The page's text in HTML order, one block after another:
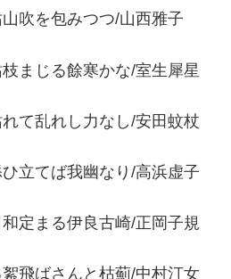
山吹を包みつつ/山西雅子
まじる餘寒かな/室生犀星
て乱れし力なし/安田蚊杖
立てば我幽なり/高浜虚子
定まる伊良古崎/正岡子規
飛ばさんと枯薊/中村汀女